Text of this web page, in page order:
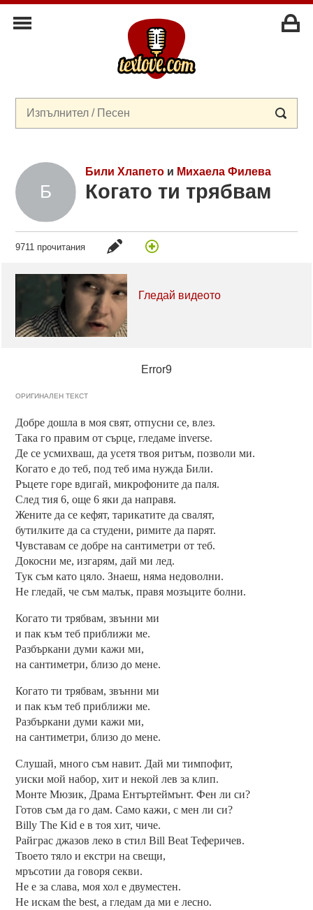
Били Хлапетои Михаела Филева
Когато ти трябвам
9711 прочитания
Гледай видеото
Error9
ОРИГИНАЛЕН ТЕКСТ
Добре дошла в моя свят, отпусни се, влез.
Така го правим от сърце, гледаме inverse.
Де се усмихваш, да усетя твоя ритъм, позволи ми.
Когато е до теб, под теб има нужда Били.
Ръцете горе вдигай, микрофоните да паля.
След тия 6, още 6 яки да направя.
Жените да се кефят, тарикатите да свалят,
бутилките да са студени, римите да парят.
Чувставам се добре на сантиметри от теб.
Докосни ме, изгарям, дай ми лед.
Тук съм като цяло. Знаеш, няма недоволни.
Не гледай, че съм малък, правя мозъците болни.
Когато ти трябвам, звънни ми
и пак към теб приближи ме.
Разбъркани думи кажи ми,
на сантиметри, близо до мене.
Когато ти трябвам, звънни ми
и пак към теб приближи ме.
Разбъркани думи кажи ми,
на сантиметри, близо до мене.
Слушай, много съм навит. Дай ми тимпофит,
уиски мой набор, хит и некой лев за клип.
Монте Мюзик, Драма Ентъртеймънт. Фен ли си?
Готов съм да го дам. Само кажи, с мен ли си?
Billy The Kid е в тоя хит, чиче.
Райграс джазов леко в стил Bill Beat Теферичев.
Твоето тяло и екстри на свещи,
мръсотии да говоря секви.
Не е за слава, моя хол е двуместен.
Не искам the best, а гледам да ми е лесно.